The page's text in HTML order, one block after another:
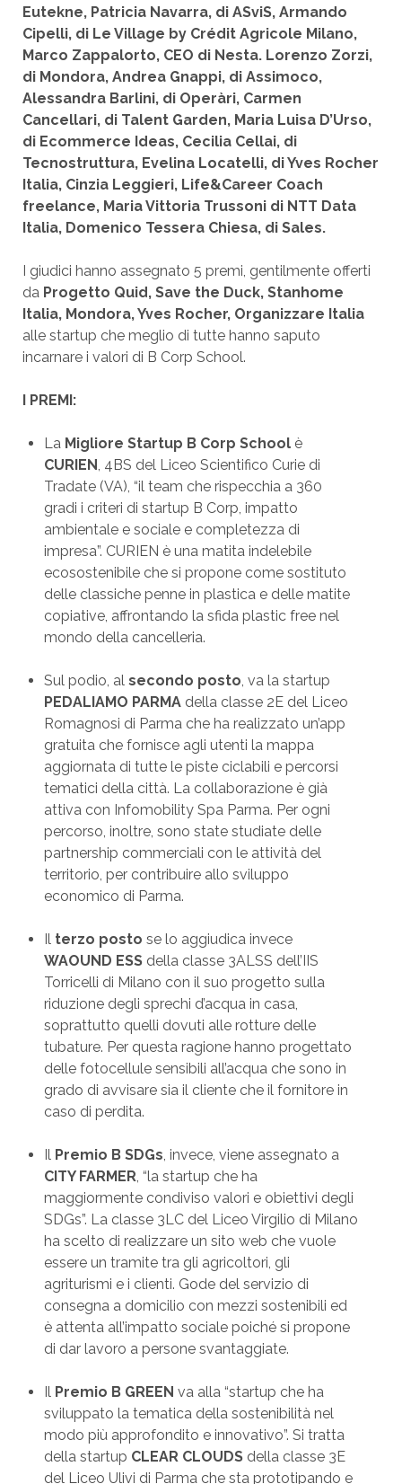
Eutekne, Patricia Navarra, di ASviS, Armando
Cipelli, di Le Village by Crédit Agricole Milano,
Marco Zappalorto, CEO di Nesta. Lorenzo Zorzi,
di Mondora, Andrea Gnappi, di Assimoco,
Alessandra Barlini, di Operàri, Carmen
Cancellari, di Talent Garden, Maria Luisa D’Urso,
di Ecommerce Ideas, Cecilia Cellai, di
Tecnostruttura, Evelina Locatelli, di Yves Rocher
Italia, Cinzia Leggieri, Life&Career Coach
freelance, Maria Vittoria Trussoni di NTT Data
Italia, Domenico Tessera Chiesa, di Sales.
I giudici hanno assegnato 5 premi, gentilmente offerti
da Progetto Quid, Save the Duck, Stanhome
Italia, Mondora, Yves Rocher, Organizzare Italia
alle startup che meglio di tutte hanno saputo
incarnare i valori di B Corp School.
I PREMI:
La Migliore Startup B Corp School è
CURIEN, 4BS del Liceo Scientifico Curie di
Tradate (VA), “il team che rispecchia a 360
gradi i criteri di startup B Corp, impatto
ambientale e sociale e completezza di
impresa”. CURIEN è una matita indelebile
ecosostenibile che si propone come sostituto
delle classiche penne in plastica e delle matite
copiative, affrontando la sfida plastic free nel
mondo della cancelleria.
Sul podio, al secondo posto, va la startup
PEDALIAMO PARMA della classe 2E del Liceo
Romagnosi di Parma che ha realizzato un’app
gratuita che fornisce agli utenti la mappa
aggiornata di tutte le piste ciclabili e percorsi
tematici della città. La collaborazione è già
attiva con Infomobility Spa Parma. Per ogni
percorso, inoltre, sono state studiate delle
partnership commerciali con le attività del
territorio, per contribuire allo sviluppo
economico di Parma.
Il terzo posto se lo aggiudica invece
WAOUND ESS della classe 3ALSS dell’IIS
Torricelli di Milano con il suo progetto sulla
riduzione degli sprechi d’acqua in casa,
soprattutto quelli dovuti alle rotture delle
tubature. Per questa ragione hanno progettato
delle fotocellule sensibili all’acqua che sono in
grado di avvisare sia il cliente che il fornitore in
caso di perdita.
Il Premio B SDGs, invece, viene assegnato a
CITY FARMER, “la startup che ha
maggiormente condiviso valori e obiettivi degli
SDGs”. La classe 3LC del Liceo Virgilio di Milano
ha scelto di realizzare un sito web che vuole
essere un tramite tra gli agricoltori, gli
agriturismi e i clienti. Gode del servizio di
consegna a domicilio con mezzi sostenibili ed
è attenta all’impatto sociale poiché si propone
di dar lavoro a persone svantaggiate.
Il Premio B GREEN va alla “startup che ha
sviluppato la tematica della sostenibilità nel
modo più approfondito e innovativo”. Si tratta
della startup CLEAR CLOUDS della classe 3E
del Liceo Ulivi di Parma che sta prototipando e